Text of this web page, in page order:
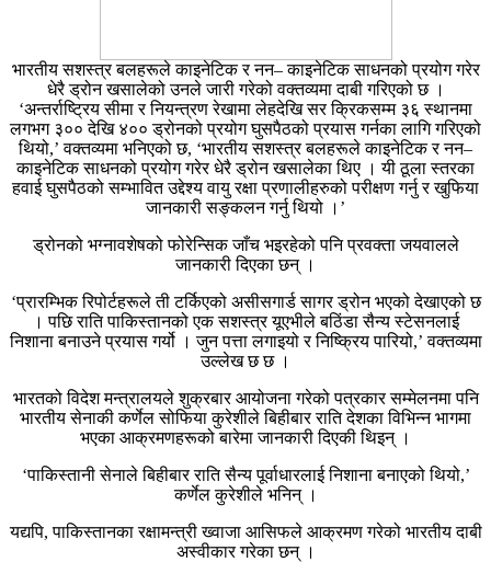
भारतीय सशस्त्र बलहरूले काइनेटिक र नन– काइनेटिक साधनको प्रयोग गरेर
धेरै ड्रोन खसालेको उनले जारी गरेको वक्तव्यमा दाबी गरिएको छ ।
‘अन्तर्राष्ट्रिय सीमा र नियन्त्रण रेखामा लेहदेखि सर क्रिकसम्म ३६ स्थानमा
लगभग ३०० देखि ४०० ड्रोनको प्रयोग घुसपैठको प्रयास गर्नका लागि गरिएको
थियो,’ वक्तव्यमा भनिएको छ, ‘भारतीय सशस्त्र बलहरूले काइनेटिक र नन–
काइनेटिक साधनको प्रयोग गरेर धेरै ड्रोन खसालेका थिए । यी ठूला स्तरका
हवाई घुसपैठको सम्भावित उद्देश्य वायु रक्षा प्रणालीहरुको परीक्षण गर्नु र खुफिया
जानकारी सङ्कलन गर्नु थियो ।’
ड्रोनको भग्नावशेषको फोरेन्सिक जाँच भइरहेको पनि प्रवक्ता जयवालले
जानकारी दिएका छन् ।
‘प्रारम्भिक रिपोर्टहरूले ती टर्किएको असीसगार्ड सागर ड्रोन भएको देखाएको छ
। पछि राति पाकिस्तानको एक सशस्त्र यूएभीले बठिंडा सैन्य स्टेसनलाई
निशाना बनाउने प्रयास गर्यो । जुन पत्ता लगाइयो र निष्क्रिय पारियो,’ वक्तव्यमा
उल्लेख छ छ ।
भारतको विदेश मन्त्रालयले शुक्रबार आयोजना गरेको पत्रकार सम्मेलनमा पनि
भारतीय सेनाकी कर्णेल सोफिया कुरेशीले बिहीबार राति देशका विभिन्न भागमा
भएका आक्रमणहरूको बारेमा जानकारी दिएकी थिइन् ।
‘पाकिस्तानी सेनाले बिहीबार राति सैन्य पूर्वाधारलाई निशाना बनाएको थियो,’
कर्णेल कुरेशीले भनिन् ।
यद्यपि, पाकिस्तानका रक्षामन्त्री ख्वाजा आसिफले आक्रमण गरेको भारतीय दाबी
अस्वीकार गरेका छन् ।